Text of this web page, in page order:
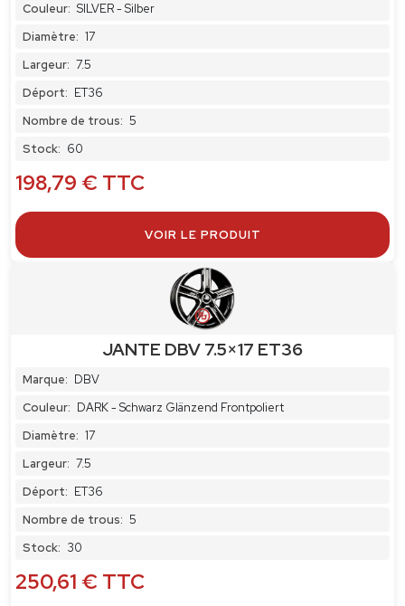
Couleur: SILVER - Silber
Diamètre: 17
Largeur: 7.5
Déport: ET36
Nombre de trous: 5
Stock: 60
198,79 € TTC
VOIR LE PRODUIT
JANTE DBV 7.5×17 ET36
Marque: DBV
Couleur: DARK - Schwarz Glänzend Frontpoliert
Diamètre: 17
Largeur: 7.5
Déport: ET36
Nombre de trous: 5
Stock: 30
250,61 € TTC